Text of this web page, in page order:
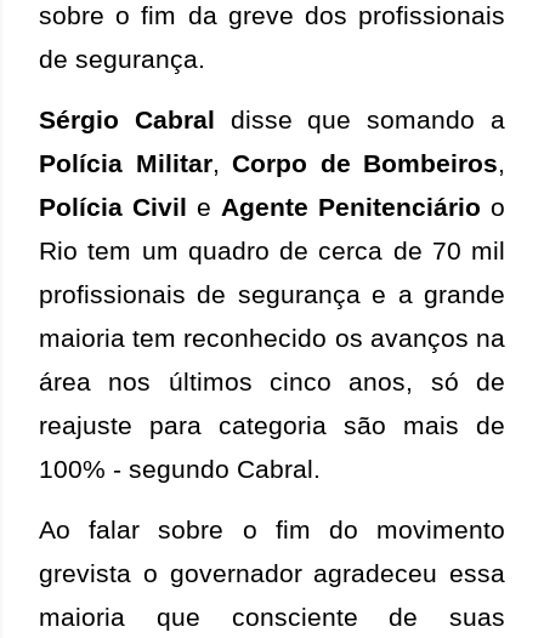
sobre o fim da greve dos profissionais
de segurança.
Sérgio Cabral disse que somando a
Polícia Militar, Corpo de Bombeiros,
Polícia Civil e Agente Penitenciário o
Rio tem um quadro de cerca de 70 mil
profissionais de segurança e a grande
maioria tem reconhecido os avanços na
área nos últimos cinco anos, só de
reajuste para categoria são mais de
100% - segundo Cabral.
Ao falar sobre o fim do movimento
grevista o governador agradeceu essa
maioria que consciente de suas